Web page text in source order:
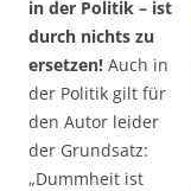
in der Politik – ist
durch nichts zu
ersetzen! Auch in
der Politik gilt für
den Autor leider
der Grundsatz:
„Dummheit ist